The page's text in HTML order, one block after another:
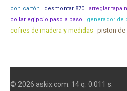
con cartón
desmontar 870 arreglar tapa
collar egipcio paso a paso
generador de
cofres de madera y medidas
piston de
© 2026 askix.com. 14 q. 0.011 s.